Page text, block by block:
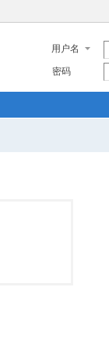
用户名
密码